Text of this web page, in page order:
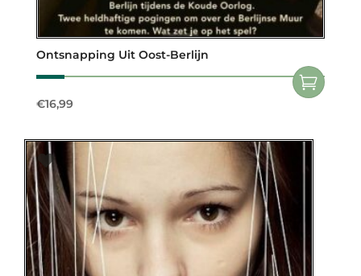
Ontsnapping Uit Oost-Berlijn
€16,99